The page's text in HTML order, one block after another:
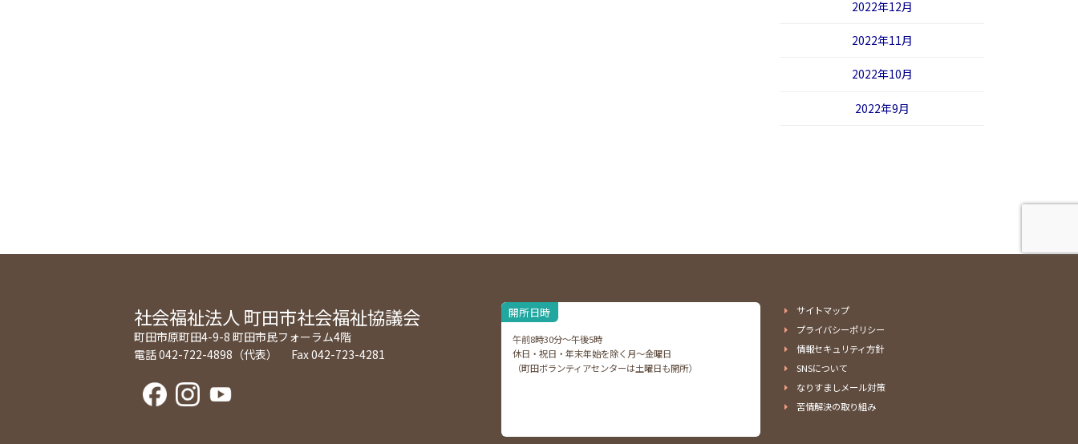
2022年12月
2022年11月
2022年10月
2022年9月
社会福祉法人 町田市社会福祉協議会
町田市原町田4-9-8 町田市民フォーラム4階
電話 042-722-4898（代表） Fax 042-723-4281
開所日時
午前8時30分～午後5時
休日・祝日・年末年始を除く月～金曜日
（町田ボランティアセンターは土曜日も開所）
サイトマップ
プライバシーポリシー
情報セキュリティ方針
SNSについて
なりすましメール対策
苦情解決の取り組み